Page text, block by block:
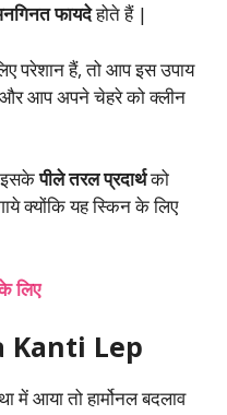
फायदेहोते हैं |
परेशान हैं, तो आप इस उपाय
आप अपने चेहरे को क्लीन
इसकेपीले तरल प्रदार्थको
क्योंकि यह स्किन के लिए
लिए
Kanti Lep
में आया तो हार्मोनल बदलाव